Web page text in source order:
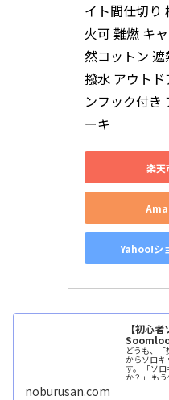
イト間仕切り
火可 難燃 キ
然コットン
撥水 アウト
ンフック付き
ーキ
楽天
Yahoo!シ
【初心
どうも、
からソロ
す。 「ソ
か？」 も
noburusan.com